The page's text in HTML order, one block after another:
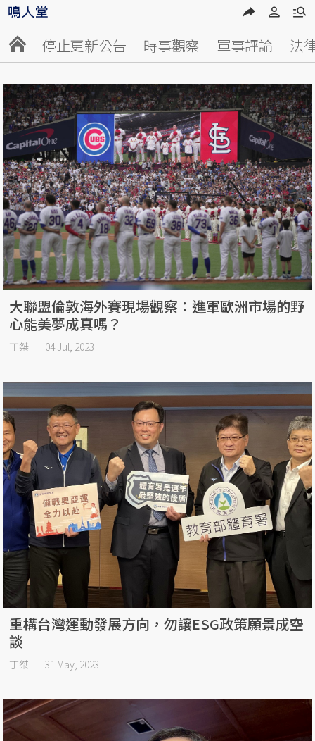
停止更新公告 時事觀察 軍事評論 法
大聯盟倫敦海外賽現場觀察：進軍歐洲市場的野
心能美夢成真嗎？
丁桀 04 Jul, 2023
重構台灣運動發展方向，勿讓ESG政策願景成空
談
丁桀 31 May, 2023